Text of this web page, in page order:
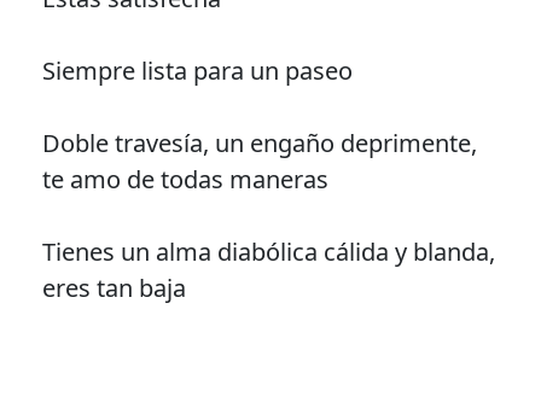
Siempre lista para un paseo
Doble travesía, un engaño deprimente,
te amo de todas maneras
Tienes un alma diabólica cálida y blanda,
eres tan baja